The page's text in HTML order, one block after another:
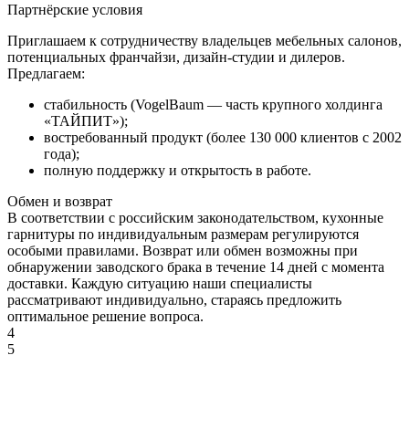
ДУБ
КРАФТ
ЗОЛОТОЙ
ДУБ
КРАФТ
СЕРЫЙ
Партнёрские условия
Приглашаем к сотрудничеству владельцев мебельных салонов,
потенциальных франчайзи, дизайн-студии и дилеров.
Предлагаем:
стабильность (VogelBaum — часть крупного холдинга
«ТАЙПИТ»);
востребованный продукт (более 130 000 клиентов с 2002
года);
полную поддержку и открытость в работе.
Обмен и возврат
В соответствии с российским законодательством, кухонные
гарнитуры по индивидуальным размерам регулируются
особыми правилами. Возврат или обмен возможны при
обнаружении заводского брака в течение 14 дней с момента
доставки. Каждую ситуацию наши специалисты
рассматривают индивидуально, стараясь предложить
оптимальное решение вопроса.
4
5